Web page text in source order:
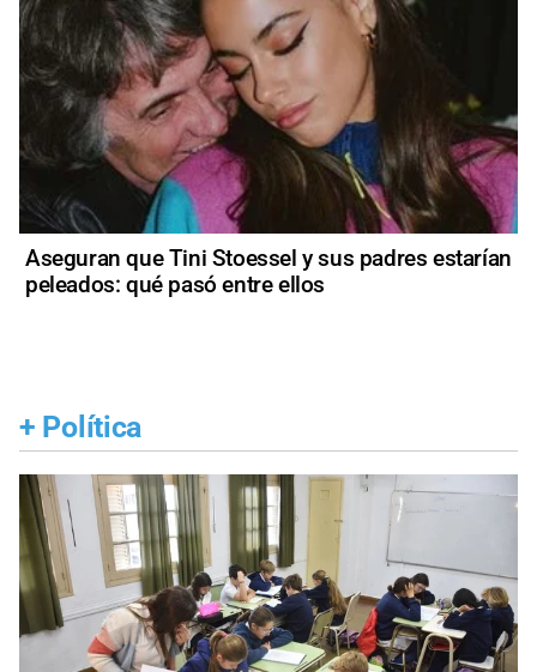
Aseguran que Tini Stoessel y sus padres estarían
peleados: qué pasó entre ellos
+ Política